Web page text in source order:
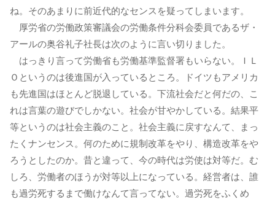
ね。そのあまりに前近代的なセンスを疑ってしまいます。
厚労省の労働政策審議会の労働条件分科会委員であるザ・
アールの奥谷礼子社長は次のように言い切りました。
はっきり言って労働省も労働基準監督署もいらない。ＩＬ
Ｏというのは後進国が入っているところ。ドイツもアメリカ
も先進国はほとんど脱退している。下流社会だと何だの、こ
れは言葉の遊びでしかない。社会が甘やかしている。結果平
等というのは社会主義のこと。社会主義に戻すなんて、まっ
たくナンセンス。何のために規制改革をやり、構造改革をや
ろうとしたのか。昔と違って、今の時代は労使は対等だ。む
しろ、労働者のほうが対等以上になっている。経営者は、誰
も過労死するまで働けなんて言ってない。過労死をふくめ